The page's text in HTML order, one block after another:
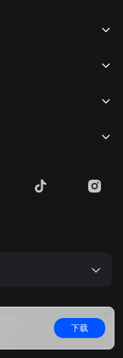
下载